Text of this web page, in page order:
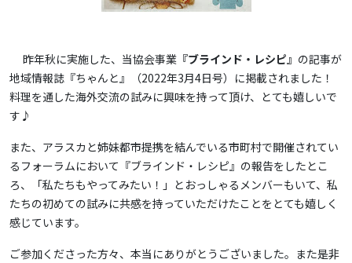
昨年秋に実施した、当協会事業 『ブラインド・レシピ』 の記事が
地域情報誌『ちゃんと』（2022年3月4日号）に掲載されました！
料理を通した海外交流の試みに興味を持って頂け、とても嬉しいで
す♪
また、アラスカと姉妹都市提携を結んでいる市町村で開催されてい
るフォーラムにおいて『ブラインド・レシピ』の報告をしたとこ
ろ、「私たちもやってみたい！」とおっしゃるメンバーもいて、私
たちの初めての試みに共感を持っていただけたことをとても嬉しく
感じています。
ご参加くださった方々、本当にありがとうございました。また是非